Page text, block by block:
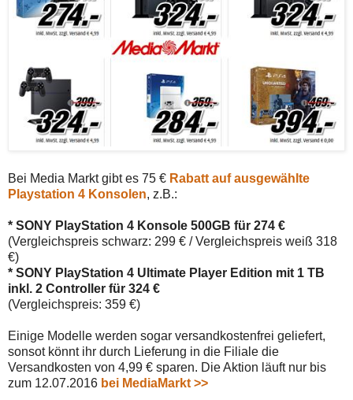
Bei Media Markt gibt es 75 € Rabatt auf ausgewählte
Playstation 4 Konsolen, z.B.:
* SONY PlayStation 4 Konsole 500GB für 274 €
(Vergleichspreis schwarz: 299 € / Vergleichspreis weiß 318
€)
* SONY PlayStation 4 Ultimate Player Edition mit 1 TB
inkl. 2 Controller für 324 €
(Vergleichspreis: 359 €)
Einige Modelle werden sogar versandkostenfrei geliefert,
sonsot könnt ihr durch Lieferung in die Filiale die
Versandkosten von 4,99 € sparen. Die Aktion läuft nur bis
zum 12.07.2016 bei MediaMarkt >>